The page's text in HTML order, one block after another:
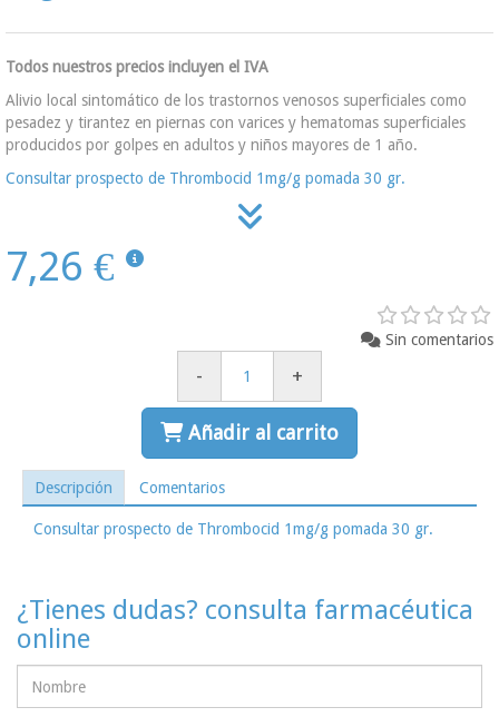
Todos nuestros precios incluyen el IVA
Alivio local sintomático de los trastornos venosos superficiales como
pesadez y tirantez en piernas con varices y hematomas superficiales
producidos por golpes en adultos y niños mayores de 1 año.
Consultar prospecto de Thrombocid 1mg/g pomada 30 gr.
7,26 €
Sin comentarios
- +
Añadir al carrito
Descripción Comentarios
Consultar prospecto de Thrombocid 1mg/g pomada 30 gr.
¿Tienes dudas? consulta farmacéutica
online